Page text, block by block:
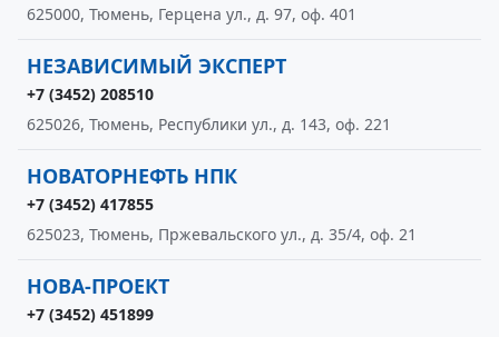
625000, Тюмень, Герцена ул., д. 97, оф. 401
НЕЗАВИСИМЫЙ ЭКСПЕРТ
+7 (3452) 208510
625026, Тюмень, Республики ул., д. 143, оф. 221
НОВАТОРНЕФТЬ НПК
+7 (3452) 417855
625023, Тюмень, Пржевальского ул., д. 35/4, оф. 21
НОВА-ПРОЕКТ
+7 (3452) 451899